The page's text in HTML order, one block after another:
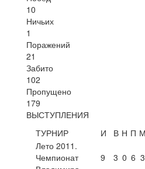
10
Ничьих
1
Поражений
21
Забито
102
Пропущено
179
ВЫСТУПЛЕНИЯ
ТУРНИР
И В Н П
Лето 2011.
Чемпионат
9 3 0 6